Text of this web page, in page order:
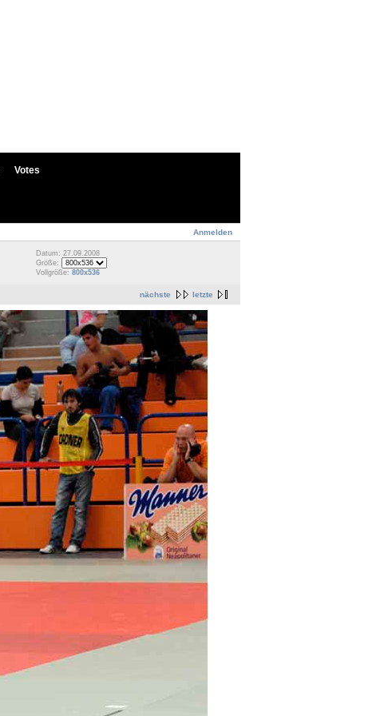
Votes
Anmelden
Datum: 27.09.2008
Größe:
Vollgröße: 800x536
nächste letzte